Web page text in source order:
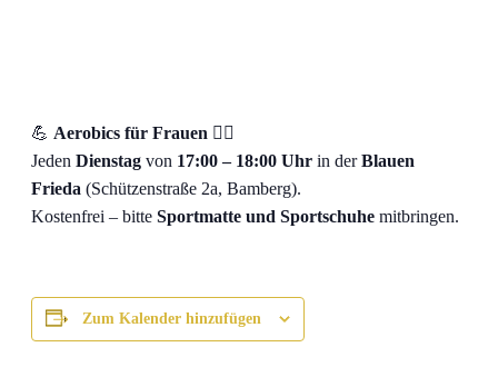
💪 Aerobics für Frauen 🤸‍♀️
Jeden Dienstag von 17:00 – 18:00 Uhr in derBlauen
Frieda (Schützenstraße 2a, Bamberg).
Kostenfrei – bitte Sportmatte und Sportschuhe mitbringen.
Zum Kalender hinzufügen